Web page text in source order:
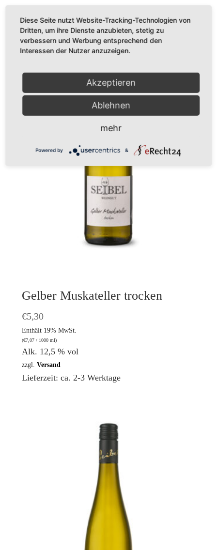
Gelber Muskateller trocken
€5,30
Enthält 19% MwSt.
(€7,07/ 1000 ml)
Alk. 12,5 % vol
zzgl. Versand
Lieferzeit: ca. 2-3 Werktage
Diese Seite nutzt Website-Tracking-Technologien von
Dritten, um ihre Dienste anzubieten, stetig zu
verbessern und Werbung entsprechend den
Interessen der Nutzer anzuzeigen.
Akzeptieren
Ablehnen
mehr
Powered by &